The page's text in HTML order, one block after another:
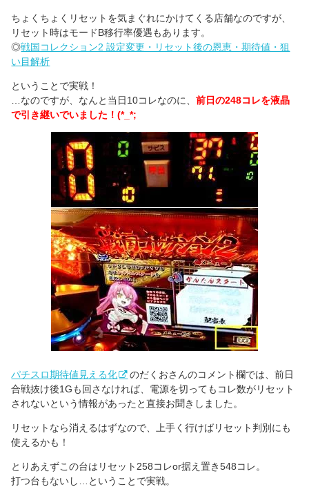
ちょくちょくリセットを気まぐれにかけてくる店舗なのですが、
リセット時はモードB移行率優遇もあります。
◎戦国コレクション2 設定変更・リセット後の恩恵・期待値・狙
い目解析
ということで実戦！
…なのですが、なんと当日10コレなのに、前日の248コレを液晶
で引き継いでいました！(*_*;
パチスロ期待値見える化
のだくおさんのコメント欄では、前日
合戦抜け後1Gも回さなければ、電源を切ってもコレ数がリセット
されないという情報があったと直接お聞きしました。
リセットなら消えるはずなので、上手く行けばリセット判別にも
使えるかも！
とりあえずこの台はリセット258コレor据え置き548コレ。
打つ台もないし…ということで実戦。